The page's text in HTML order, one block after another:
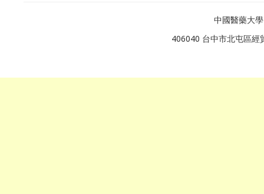
中國醫藥大
406040 台中市北屯區